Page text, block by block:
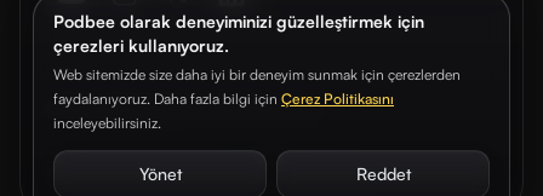
Podbee olarak deneyiminizi güzelleştirmek için
çerezleri kullanıyoruz.
Web sitemizde size daha iyi bir deneyim sunmak için çerezlerden
faydalanıyoruz. Daha fazla bilgi için Çerez Politikasını
inceleyebilirsiniz.
Yönet Reddet
© 2026. Podbee Media. Tüm hakları saklıdır.
Çerez TercihleriAydınlatma Metni Gizlilik Sözleşmesi